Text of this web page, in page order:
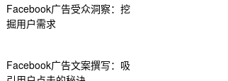
Facebook广告受众洞察：挖
掘用户需求
Facebook广告文案撰写：吸